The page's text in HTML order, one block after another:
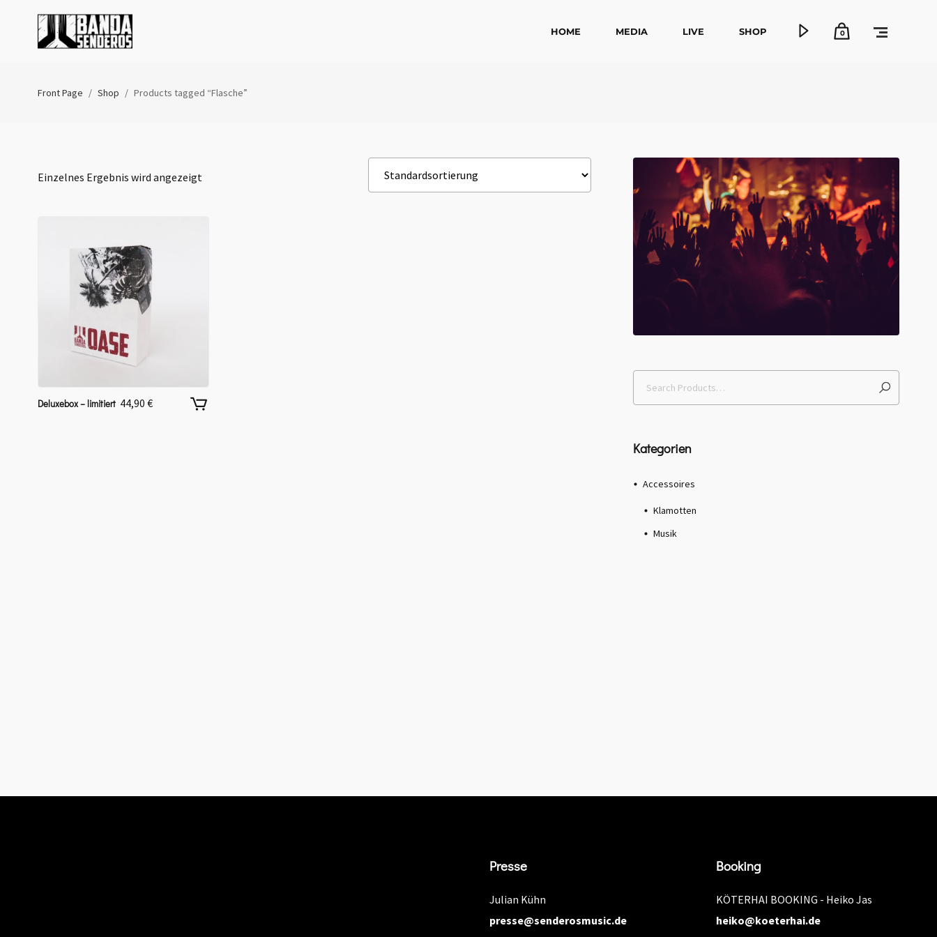
HOME MEDIA LIVE SHOP 0
Front Page / Shop / Products tagged “Flasche”
Einzelnes Ergebnis wird angezeigt
Deluxebox – limitiert 44,90 €
Kategorien
Accessoires
Klamotten
Musik
Presse
Julian Kühn
presse@senderosmusic.de
Booking
KÖTERHAI BOOKING - Heiko Jas
heiko@koeterhai.de